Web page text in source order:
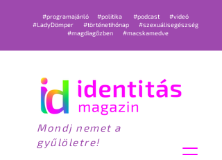
#programajánló #politika #podcast
#videó
#LadyDömper
#történetihónap
#szexuálisegészség
#magdiagőzben
#macskamedve
Mondj nemet a
gyűlöletre!